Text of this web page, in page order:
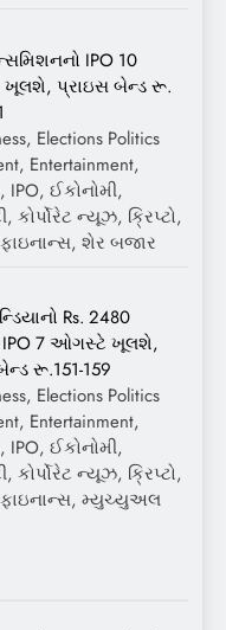
IPO 10
પ્રાઇસ બેન્ડ રૂ.
Elections Politics
Entertainment,
IPO, ઈકોનોમી,
કોર્પોરેટ ન્યૂઝ, ક્રિપ્ટો,
શેર બજાર
Rs. 2480
IPO 7 ઓગસ્ટે ખૂલશે,
રૂ.151-159
Elections Politics
Entertainment,
IPO, ઈકોનોમી,
કોર્પોરેટ ન્યૂઝ, ક્રિપ્ટો,
મ્યુચ્યુઅલ